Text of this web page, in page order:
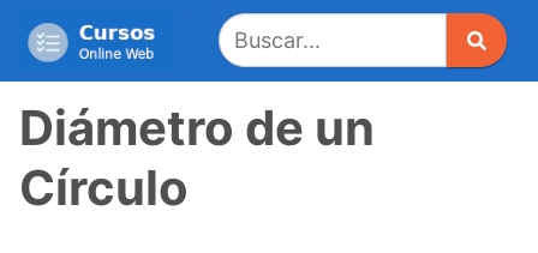
Diámetro de un
Círculo